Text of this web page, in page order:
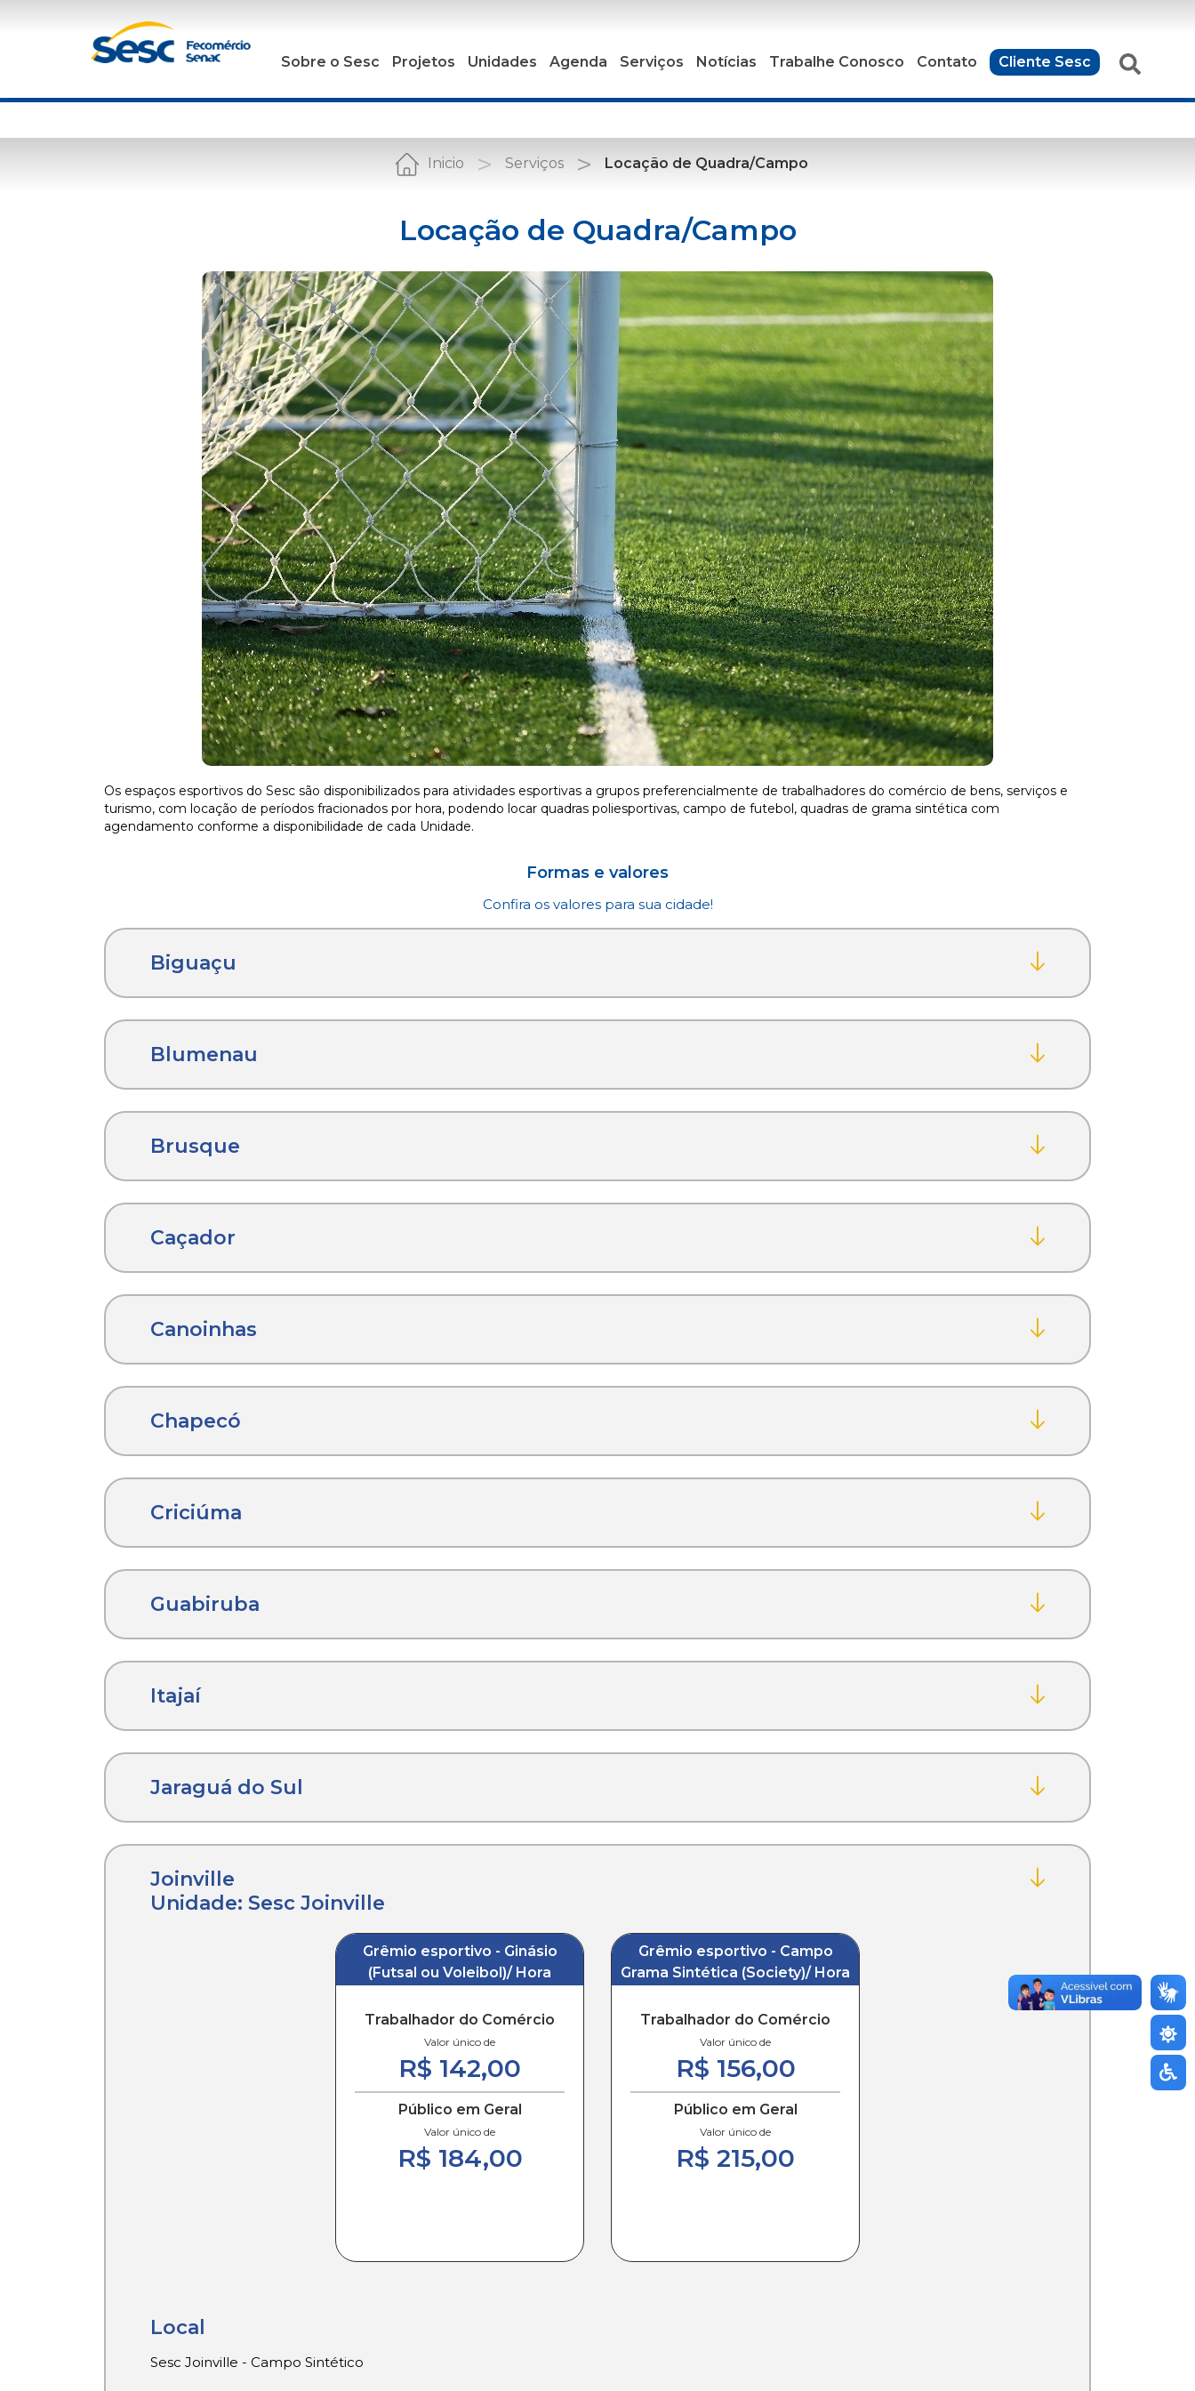
Sobre o Sesc Projetos Unidades Agenda Serviços Notícias Trabalhe Conosco Contato Cliente Sesc
Inicio Serviços Locação de Quadra/Campo
Locação de Quadra/Campo
Os espaços esportivos do Sesc são disponibilizados para atividades esportivas a grupos preferencialmente de trabalhadores do comércio de bens, serviços e
turismo, com locação de períodos fracionados por hora, podendo locar quadras poliesportivas, campo de futebol, quadras de grama sintética com
agendamento conforme a disponibilidade de cada Unidade.
Formas e valores
Confira os valores para sua cidade!
Biguaçu
Blumenau
Brusque
Caçador
Canoinhas
Chapecó
Criciúma
Guabiruba
Itajaí
Jaraguá do Sul
Joinville
Unidade: Sesc Joinville
Grêmio esportivo - Ginásio
(Futsal ou Voleibol)/ Hora
Trabalhador do Comércio
Valor único de
R$ 142,00
Público em Geral
Valor único de
R$ 184,00
Grêmio esportivo - Campo
Grama Sintética (Society)/ Hora
Trabalhador do Comércio
Valor único de
R$ 156,00
Público em Geral
Valor único de
R$ 215,00
Local
Sesc Joinville - Campo Sintético